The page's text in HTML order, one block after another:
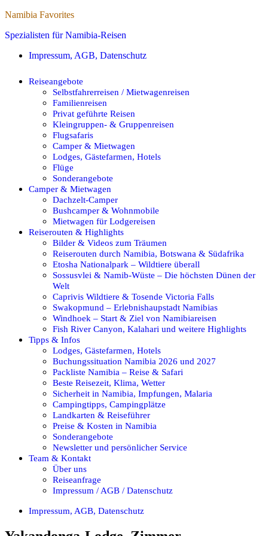
Namibia Favorites
Spezialisten für Namibia-Reisen
Impressum, AGB, Datenschutz
Reiseangebote
Selbstfahrerreisen / Mietwagenreisen
Familienreisen
Privat geführte Reisen
Kleingruppen- & Gruppenreisen
Flugsafaris
Camper & Mietwagen
Lodges, Gästefarmen, Hotels
Flüge
Sonderangebote
Camper & Mietwagen
Dachzelt-Camper
Bushcamper & Wohnmobile
Mietwagen für Lodgereisen
Reiserouten & Highlights
Bilder & Videos zum Träumen
Reiserouten durch Namibia, Botswana & Südafrika
Etosha Nationalpark – Wildtiere überall
Sossusvlei & Namib-Wüste – Die höchsten Dünen der
Welt
Caprivis Wildtiere & Tosende Victoria Falls
Swakopmund – Erlebnishaupstadt Namibias
Windhoek – Start & Ziel von Namibiareisen
Fish River Canyon, Kalahari und weitere Highlights
Tipps & Infos
Lodges, Gästefarmen, Hotels
Buchungssituation Namibia 2026 und 2027
Packliste Namibia – Reise & Safari
Beste Reisezeit, Klima, Wetter
Sicherheit in Namibia, Impfungen, Malaria
Campingtipps, Campingplätze
Landkarten & Reiseführer
Preise & Kosten in Namibia
Sonderangebote
Newsletter und persönlicher Service
Team & Kontakt
Über uns
Reiseanfrage
Impressum / AGB / Datenschutz
Impressum, AGB, Datenschutz